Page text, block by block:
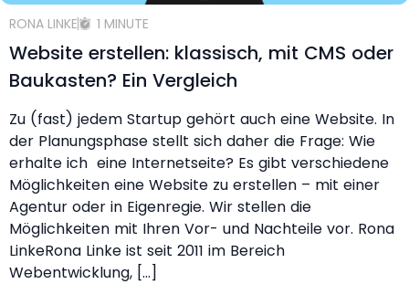
RONA LINKE 1 MINUTE
Website erstellen: klassisch, mit CMS oder
Baukasten? Ein Vergleich
Zu (fast) jedem Startup gehört auch eine Website. In
der Planungsphase stellt sich daher die Frage: Wie
erhalte ich eine Internetseite? Es gibt verschiedene
Möglichkeiten eine Website zu erstellen – mit einer
Agentur oder in Eigenregie. Wir stellen die
Möglichkeiten mit Ihren Vor- und Nachteile vor. Rona
LinkeRona Linke ist seit 2011 im Bereich
Webentwicklung, […]